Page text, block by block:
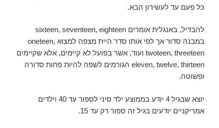
כל פעם עד לעשירון הבא.
להבדיל, באנגלית אומרים sixteen, seventeen, eighteen
במבנה סדור אך לפי אותו סדר היית מצפה למצוא oneteen,
twoteen, threeteen ועוד, אשר בפועל לא קיימים, אלא שקיימים
eleven, twelve, thirteen הגורמים לשפה להיות פחות סדורה
ופשוטה.
יוצא שבגיל 4 יודע בממוצע ילד סיני לספור עד 40 וילדים
אמריקניים יודעים בגיל זה ספור רק עד 15.